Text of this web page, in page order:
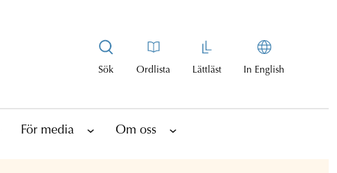
Sök Ordlista Lättläst In English
För media Om oss